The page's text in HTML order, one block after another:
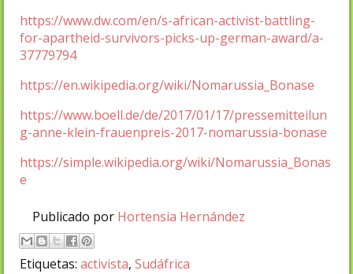
https://www.dw.com/en/s-african-activist-battling-
for-apartheid-survivors-picks-up-german-award/a-
37779794
https://en.wikipedia.org/wiki/Nomarussia_Bonase
https://www.boell.de/de/2017/01/17/pressemitteilun
g-anne-klein-frauenpreis-2017-nomarussia-bonase
https://simple.wikipedia.org/wiki/Nomarussia_Bonas
e
Publicado por Hortensia Hernández
Etiquetas: activista, Sudáfrica